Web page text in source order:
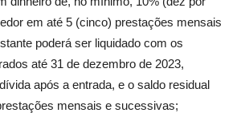
em até 5 (cinco) prestações mensais
poderá ser liquidado com os
até 31 de dezembro de 2023,
após a entrada, e o saldo residual
mensais e sucessivas;